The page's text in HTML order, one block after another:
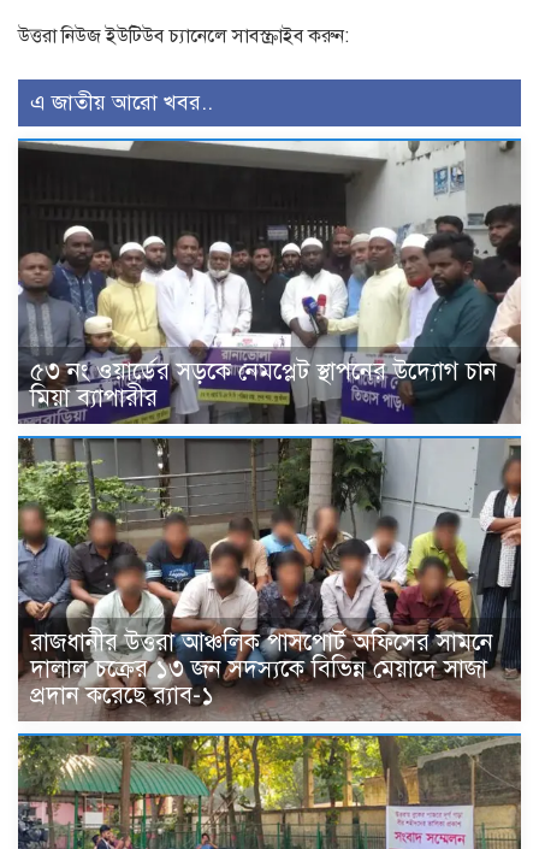
উত্তরা নিউজ ইউটিউব চ্যানেলে সাবস্ক্রাইব করুন:
এ জাতীয় আরো খবর..
৫৩ নং ওয়ার্ডের সড়কে নেমপ্লেট স্থাপনের উদ্যোগ চান
মিয়া ব্যাপারীর
রাজধানীর উত্তরা আঞ্চলিক পাসপোর্ট অফিসের সামনে
দালাল চক্রের ১৩ জন সদস্যকে বিভিন্ন মেয়াদে সাজা
প্রদান করেছে র‌্যাব-১